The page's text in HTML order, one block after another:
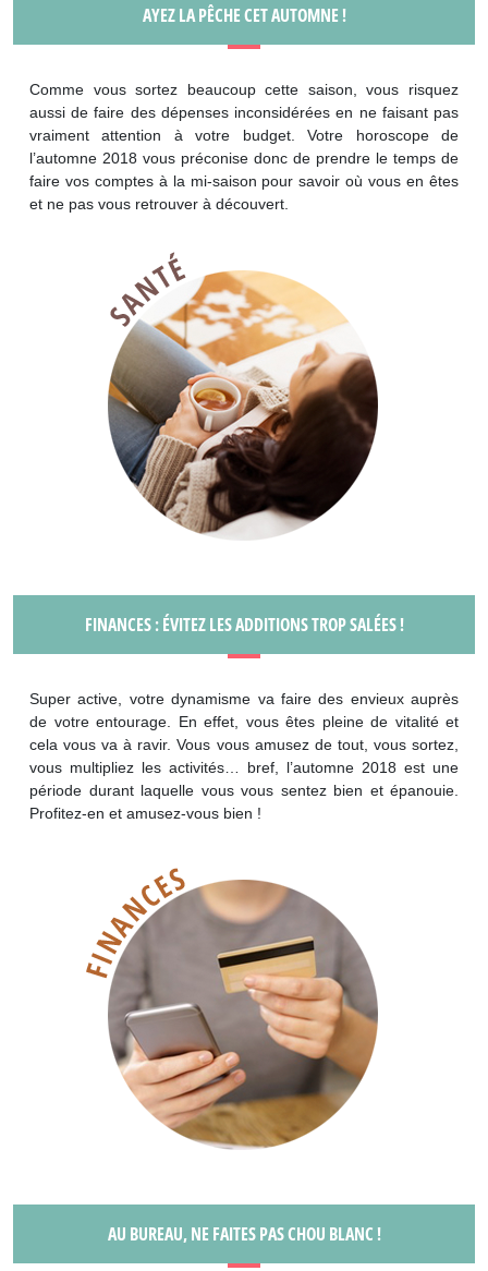
AYEZ LA PÊCHE CET AUTOMNE !
Comme vous sortez beaucoup cette saison, vous risquez
aussi de faire des dépenses inconsidérées en ne faisant pas
vraiment attention à votre budget. Votre horoscope de
l’automne 2018 vous préconise donc de prendre le temps de
faire vos comptes à la mi-saison pour savoir où vous en êtes
et ne pas vous retrouver à découvert.
FINANCES : ÉVITEZ LES ADDITIONS TROP SALÉES !
Super active, votre dynamisme va faire des envieux auprès
de votre entourage. En effet, vous êtes pleine de vitalité et
cela vous va à ravir. Vous vous amusez de tout, vous sortez,
vous multipliez les activités… bref, l’automne 2018 est une
période durant laquelle vous vous sentez bien et épanouie.
Profitez-en et amusez-vous bien !
AU BUREAU, NE FAITES PAS CHOU BLANC !